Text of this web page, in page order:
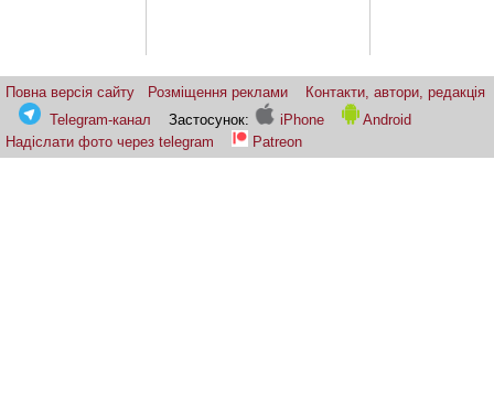
Повна версія сайту Розміщення реклами
Контакти, автори, редакція
Telegram-канал
Застосунок: iPhone
Android
Надіслати фото через telegram
Patreon